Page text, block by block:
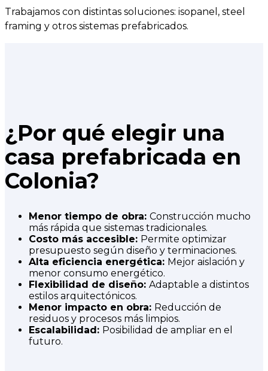
Trabajamos con distintas soluciones: isopanel, steel
framing y otros sistemas prefabricados.
¿Por qué elegir una
casa prefabricada en
Colonia?
Menor tiempo de obra: Construcción mucho
más rápida que sistemas tradicionales.
Costo más accesible: Permite optimizar
presupuesto según diseño y terminaciones.
Alta eficiencia energética: Mejor aislación y
menor consumo energético.
Flexibilidad de diseño: Adaptable a distintos
estilos arquitectónicos.
Menor impacto en obra: Reducción de
residuos y procesos más limpios.
Escalabilidad: Posibilidad de ampliar en el
futuro.